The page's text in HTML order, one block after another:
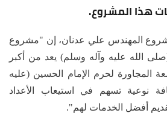
هذا المشروع.
المهندس علي عدنان، إن "مشروع
الله عليه وآله وسلم) يعد من أكبر
المجاورة لحرم الإمام الحسين (عليه
نوعية تسهم في استيعاب الأعداد
أفضل الخدمات لهم".